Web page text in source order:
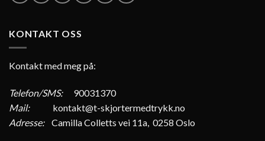
KONTAKT OSS
Kontakt med meg på:
Telefon/SMS:
90031370
Mail:
kontakt@t-skjortermedtrykk.no
Adresse: Camilla Colletts vei 11a, 0258 Oslo